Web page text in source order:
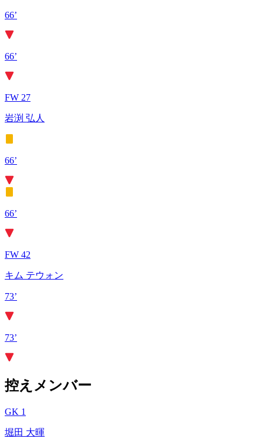
66’
66’
FW 27
岩渕 弘人
66’
66’
FW 42
キム テウォン
73’
73’
控えメンバー
GK 1
堀田 大暉